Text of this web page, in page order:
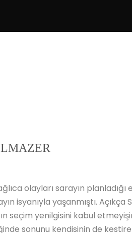
olayları sarayın planladığı
isyanıyla yaşanmıştı. Açıkça
seçim yenilgisini kabul
sonunu kendisinin de